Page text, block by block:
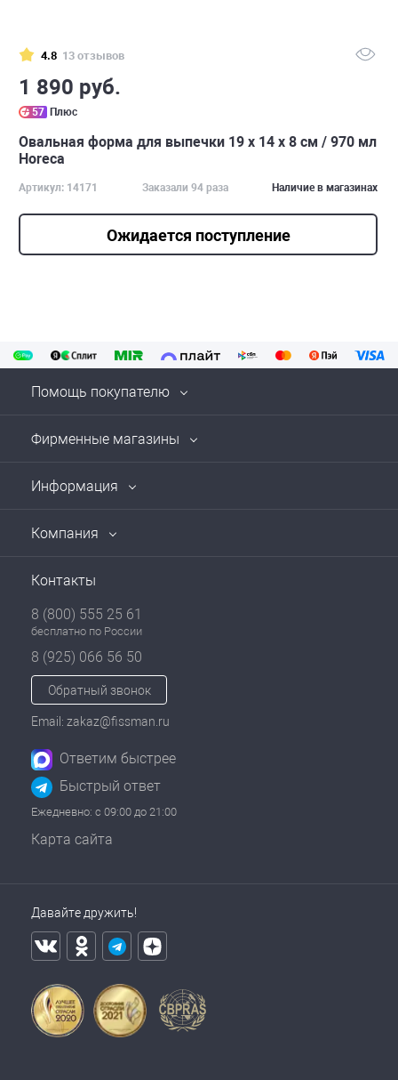
4.8 13 отзывов
1 890 руб.
57 Плюс
Овальная форма для выпечки 19 х 14 х 8 см / 970 мл
Horeca
Артикул: 14171 Заказали 94 раза Наличие в магазинах
Ожидается поступление
Помощь покупателю
Фирменные магазины
Информация
Компания
Контакты
8 (800) 555 25 61
бесплатно по России
8 (925) 066 56 50
Обратный звонок
Email: zakaz@fissman.ru
Ответим быстрее
Быстрый ответ
Ежедневно: с 09:00 до 21:00
Карта сайта
Давайте дружить!